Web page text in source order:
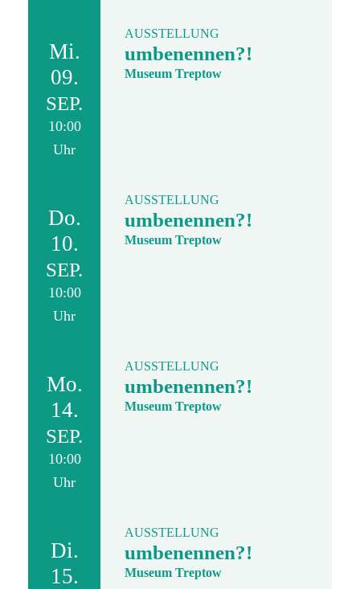
Mi.
09.
SEP.
10:00
Uhr
AUSSTELLUNG
umbenennen?!
Museum Treptow
Do.
10.
SEP.
10:00
Uhr
AUSSTELLUNG
umbenennen?!
Museum Treptow
Mo.
14.
SEP.
10:00
Uhr
AUSSTELLUNG
umbenennen?!
Museum Treptow
Di.
15.
AUSSTELLUNG
umbenennen?!
Museum Treptow